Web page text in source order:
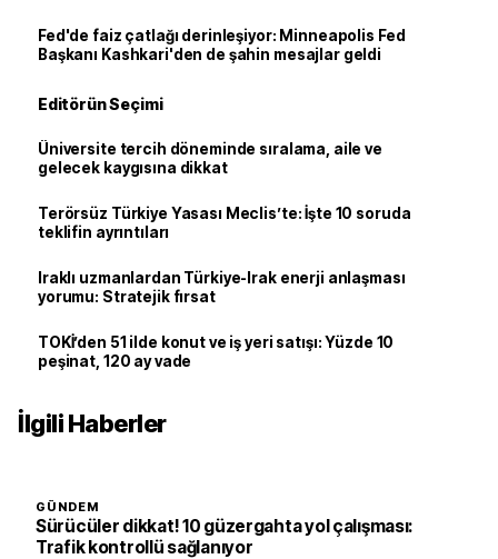
Fed'de faiz çatlağı derinleşiyor: Minneapolis Fed
Başkanı Kashkari'den de şahin mesajlar geldi
Editörün Seçimi
Üniversite tercih döneminde sıralama, aile ve
gelecek kaygısına dikkat
Terörsüz Türkiye Yasası Meclis’te: İşte 10 soruda
teklifin ayrıntıları
Iraklı uzmanlardan Türkiye-Irak enerji anlaşması
yorumu: Stratejik fırsat
TOKİ’den 51 ilde konut ve iş yeri satışı: Yüzde 10
peşinat, 120 ay vade
İlgili Haberler
GÜNDEM
Sürücüler dikkat! 10 güzergahta yol çalışması:
Trafik kontrollü sağlanıyor